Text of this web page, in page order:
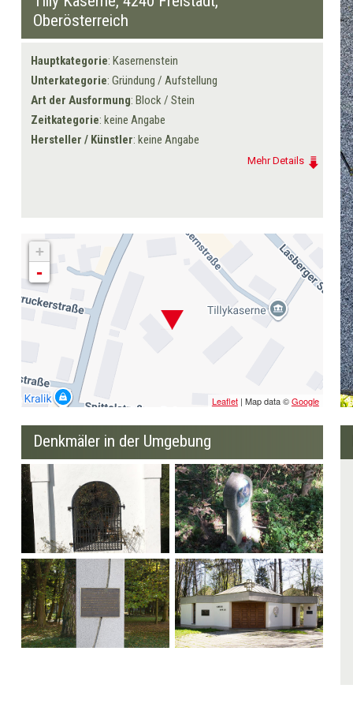
Oberösterreich
Hauptkategorie: Kasernenstein
Unterkategorie: Gründung / Aufstellung
Art der Ausformung: Block / Stein
Zeitkategorie: keine Angabe
Hersteller / Künstler: keine Angabe
Mehr Details
+
-
Leaflet| Map data ©Google
Denkmäler in der Umgebung
Heiligenkapelle Wilderer Marterl
Personenbezogenes
Denkmal
Severin-Kapelle